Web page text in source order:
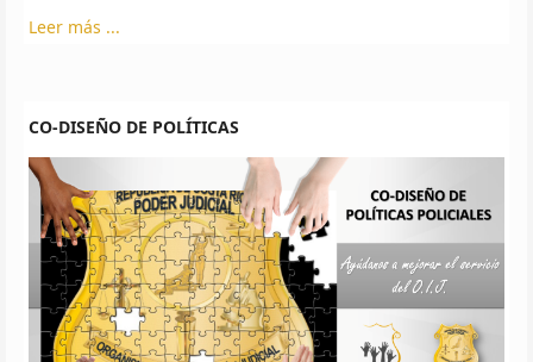
Leer más ...
CO-DISEÑO DE POLÍTICAS